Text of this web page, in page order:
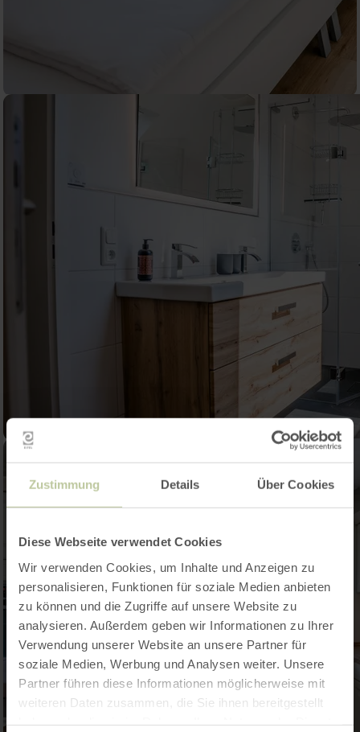
Zustimmung Details Über Cookies
Diese Webseite verwendet Cookies
Wir verwenden Cookies, um Inhalte und Anzeigen zu
personalisieren, Funktionen für soziale Medien anbieten
zu können und die Zugriffe auf unsere Website zu
analysieren. Außerdem geben wir Informationen zu Ihrer
Verwendung unserer Website an unsere Partner für
soziale Medien, Werbung und Analysen weiter. Unsere
Partner führen diese Informationen möglicherweise mit
weiteren Daten zusammen, die Sie ihnen bereitgestellt